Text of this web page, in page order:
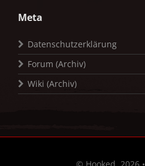
Meta
Datenschutzerklärung
Forum (Archiv)
Wiki (Archiv)